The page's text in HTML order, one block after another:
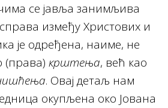
се јавља занимљива
између Христових и
је одређена, наиме, не
(права) крштења, већ као
. Овај детаљ нам
окупљена око Јована